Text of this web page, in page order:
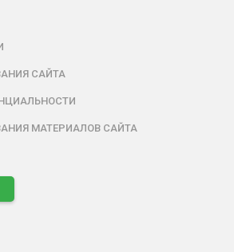
САЙТА
МАТЕРИАЛОВ САЙТА